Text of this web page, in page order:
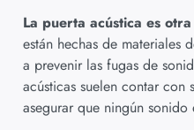
La puerta acústica es
están hechas de materiales
a prevenir las fugas de
acústicas suelen contar con
asegurar que ningún sonido